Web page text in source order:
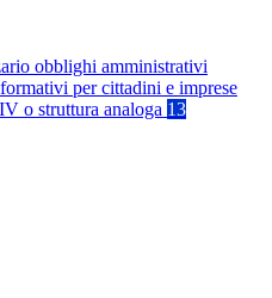
obblighi amministrativi
per cittadini e imprese
o struttura analoga 13